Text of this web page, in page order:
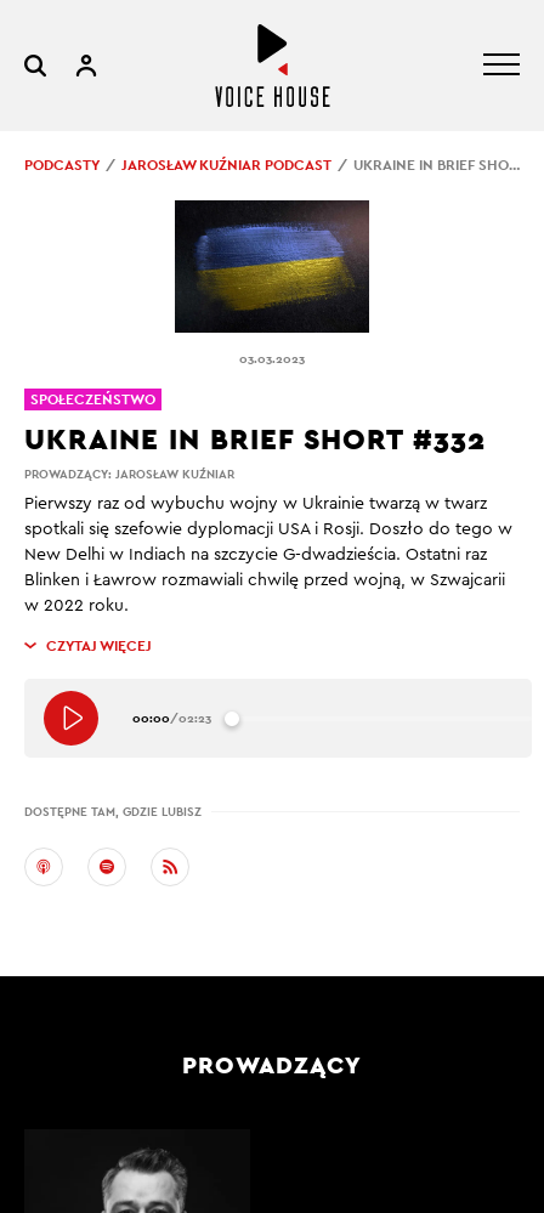
PODCASTY JAROSŁAW KUŹNIAR PODCAST UKRAINE IN BRIEF SHORT #332
03.03.2023
PROWADZĄCY: JAROSŁAW KUŹNIAR
UKRAINE IN BRIEF SHORT #332
Pierwszy raz od wybuchu wojny w Ukrainie twarzą w twarz
spotkali się szefowie dyplomacji USA i Rosji. Doszło do tego w
New Delhi w Indiach na szczycie G-dwadzieścia. Ostatni raz
Blinken i Ławrow rozmawiali chwilę przed wojną, w Szwajcarii
w 2022 roku.
CZYTAJ WIĘCEJ
00:00/02:23
DOSTĘPNE TAM, GDZIE LUBISZ
SPOŁECZEŃSTWO
PROWADZĄCY